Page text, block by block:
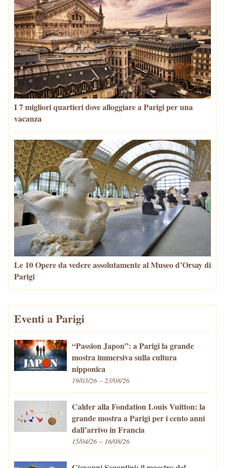
I 7 migliori quartieri dove alloggiare a Parigi per una
vacanza
Le 10 Opere da vedere assolutamente al Museo d’Orsay di
Parigi
Eventi a Parigi
“Passion Japon”: a Parigi la grande
mostra immersiva sulla cultura
nipponica
19/03/26 – 23/08/26
Calder alla Fondation Louis Vuitton: la
grande mostra a Parigi per i cento anni
dall’arrivo in Francia
15/04/26 – 16/08/26